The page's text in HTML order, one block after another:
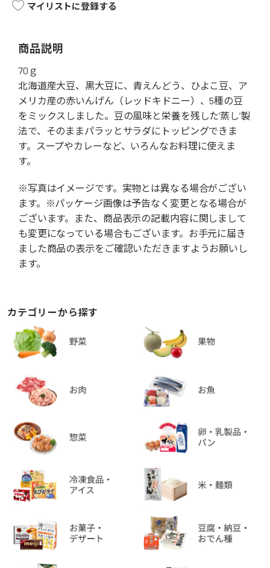
マイリストに登録する
商品説明
70ｇ
北海道産大豆、黒大豆に、青えんどう、ひよこ豆、ア
メリカ産の赤いんげん（レッドキドニー）、5種の豆
をミックスしました。豆の風味と栄養を残した‘蒸し’製
法で、そのままパラッとサラダにトッピングできま
す。スープやカレーなど、いろんなお料理に使えま
す。
※写真はイメージです。実物とは異なる場合がござい
ます。※パッケージ画像は予告なく変更となる場合が
ございます。また、商品表示の記載内容に関しまして
も変更になっている場合もございます。お手元に届き
ました商品の表示をご確認いただきますようお願いし
ます。
カテゴリーから探す